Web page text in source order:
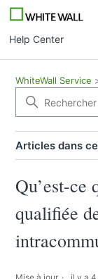
Help Center
WhiteWall Service
Articles dans
Qu’est-ce
qualifiée